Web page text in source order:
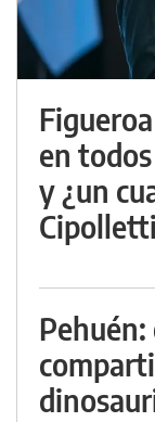
en
y ¿un